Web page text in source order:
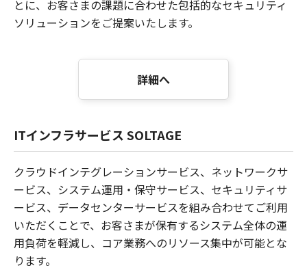
とに、お客さまの課題に合わせた包括的なセキュリティ
ソリューションをご提案いたします。
詳細へ
ITインフラサービス SOLTAGE
クラウドインテグレーションサービス、ネットワークサ
ービス、システム運用・保守サービス、セキュリティサ
ービス、データセンターサービスを組み合わせてご利用
いただくことで、お客さまが保有するシステム全体の運
用負荷を軽減し、コア業務へのリソース集中が可能とな
ります。